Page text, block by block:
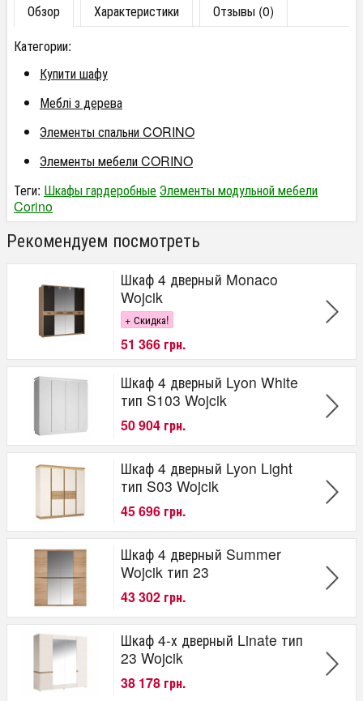
Обзор Характеристики
Отзывы (0)
Категории:
Купити шафу
Меблі з дерева
Элементы спальни CORINO
Элементы мебели CORINO
Теги: Шкафы гардеробныеЭлементы модульной мебели
Corino
Рекомендуем посмотреть
Шкаф 4 дверный Monaco
Wojcik
+ Скидка!
51 366 грн.
Шкаф 4 дверный Lyon White
тип S103 Wojcik
50 904 грн.
Шкаф 4 дверный Lyon Light
тип S03 Wojcik
45 696 грн.
Шкаф 4 дверный Summer
Wojcik тип 23
43 302 грн.
Шкаф 4-х дверный Linate тип
23 Wojcik
38 178 грн.